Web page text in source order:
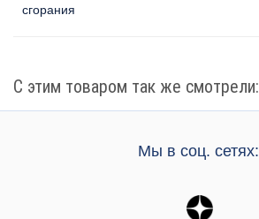
сгорания
С этим товаром так же смотрели:
Мы в соц. сетях: